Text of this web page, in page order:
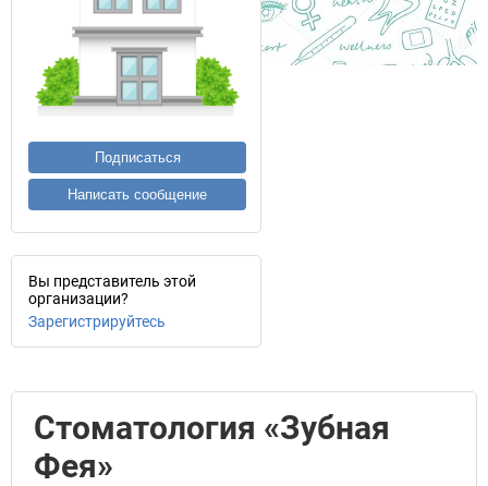
Подписаться
Написать сообщение
Вы представитель этой
организации?
Зарегистрируйтесь
Стоматология «Зубная
Фея»